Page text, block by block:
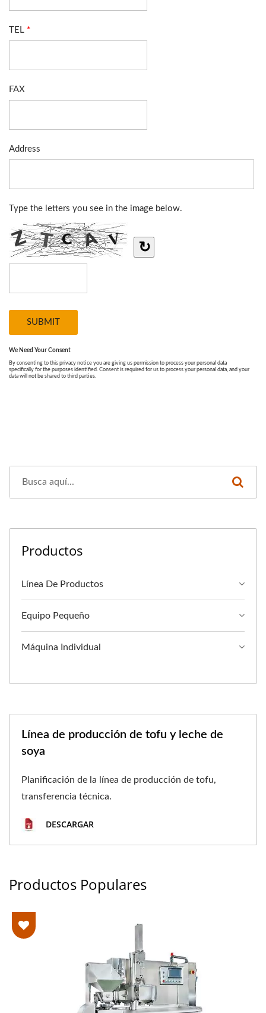
Productos
Línea De Productos
Equipo Pequeño
Máquina Individual
Línea de producción de tofu y leche de
soya
Planificación de la línea de producción de tofu,
transferencia técnica.
DESCARGAR
Productos Populares